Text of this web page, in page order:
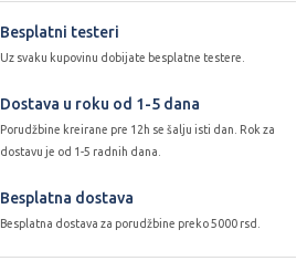
Besplatni testeri
Uz svaku kupovinu dobijate besplatne testere.
Dostava u roku od 1-5 dana
Porudžbine kreirane pre 12h se šalju isti dan. Rok za
dostavu je od 1-5 radnih dana.
Besplatna dostava
Besplatna dostava za porudžbine preko 5000 rsd.